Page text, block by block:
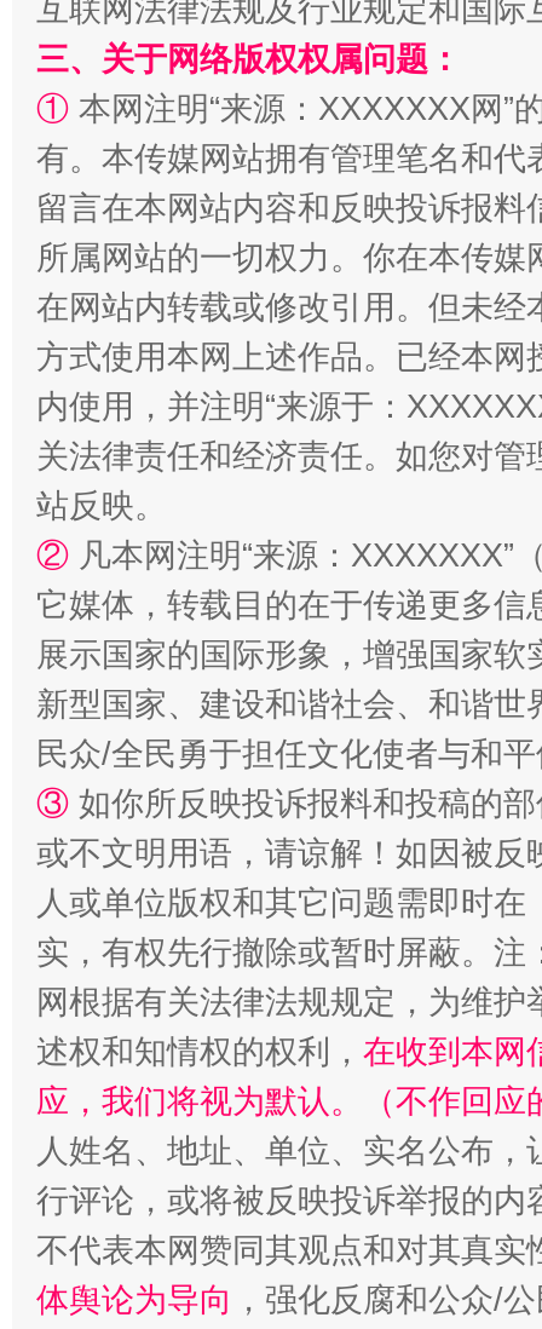
解纷+调解+退费，一次搞定
站台名比不上好声名
招工难、用工荒背后
互联网法律法规及行业规定和国
三、关于网络版权权属问题：
① 本网注明“来源：XXXXXXX网”
有。本传媒网站拥有管理笔名和
留言在本网站内容和反映投诉报
所属网站的一切权力。你在本传
在网站内转载或修改引用。但未
方式使用本网上述作品。已经本
内使用，并注明“来源于：
关法律责任和经济责任。如您对
站反映。
② 凡本网注明“来源：
它媒体，转载目的在于传递更多
展示国家的国际形象，增强国家
新型国家、建设和谐社会、和谐
民众/全民勇于担任文化使者与和
③ 如你所反映投诉报料和投稿的
或不文明用语，请谅解！如因被
人或单位版权和其它问题需即时在
实，有权先行撤除或暂时屏蔽。
网根据有关法律法规规定，为维
述权和知情权的权利， 在收到本网
应，我们将视为默认。（不作回应
人姓名、地址、单位、实名公布
行评论，或将被反映投诉举报的
不代表本网赞同其观点和对其真实
体舆论为导向 ，强化反腐和公众/